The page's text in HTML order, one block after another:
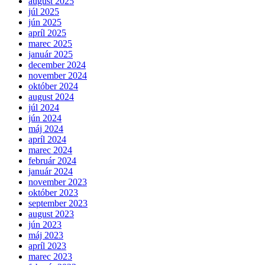
júl 2025
jún 2025
apríl 2025
marec 2025
január 2025
december 2024
november 2024
október 2024
august 2024
júl 2024
jún 2024
máj 2024
apríl 2024
marec 2024
február 2024
január 2024
november 2023
október 2023
september 2023
august 2023
jún 2023
máj 2023
apríl 2023
marec 2023